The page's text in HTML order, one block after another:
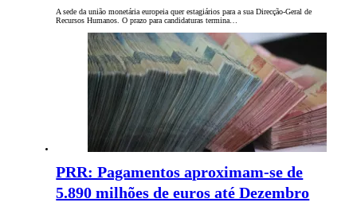
A sede da união monetária europeia quer estagiários para a sua Direcção-Geral de
Recursos Humanos. O prazo para candidaturas termina…
PRR: Pagamentos aproximam-se de
5.890 milhões de euros até Dezembro